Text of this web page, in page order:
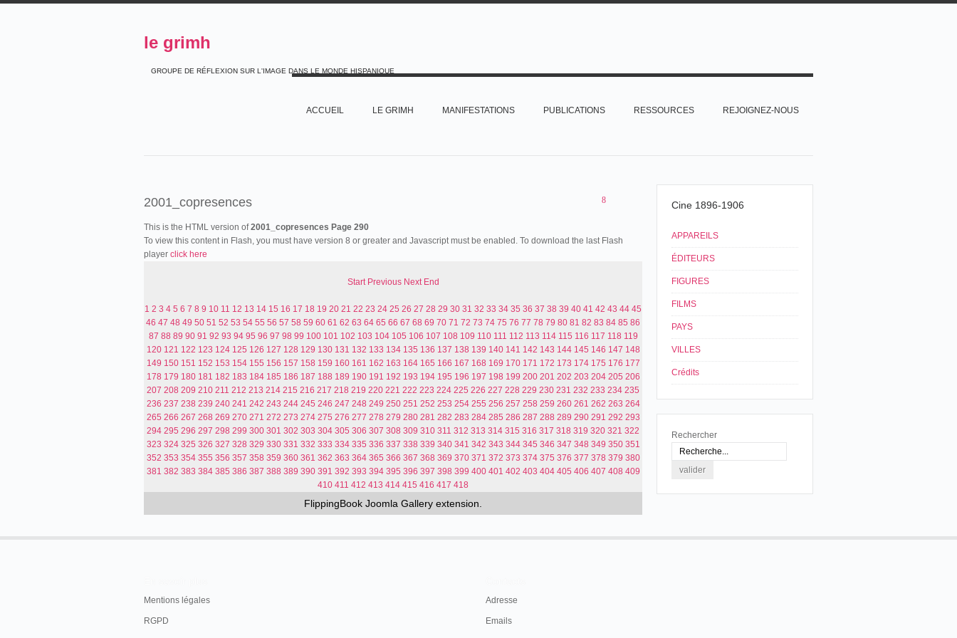
le grimh
GROUPE DE RÉFLEXION SUR L'IMAGE DANS LE MONDE HISPANIQUE
ACCUEIL LE GRIMH MANIFESTATIONS PUBLICATIONS RESSOURCES REJOIGNEZ-NOUS
2001_copresences
This is the HTML version of2001_copresences Page 290
To view this content in Flash, you must have version 8 or greater and Javascript must be enabled. To download the last Flash
player click here
Start Previous Next End
1 2 3 4 5 6 7 8 9 10 11 12 13 14 15 16 17 18 19 20 21 22 23 24 25 26 27 28 29 30 31 32 33 34 35 36 37 38 39 40 41 42 43 44 45
46 47 48 49 50 51 52 53 54 55 56 57 58 59 60 61 62 63 64 65 66 67 68 69 70 71 72 73 74 75 76 77 78 79 80 81 82 83 84 85 86
87 88 89 90 91 92 93 94 95 96 97 98 99 100 101 102 103 104 105 106 107 108 109 110 111 112 113 114 115 116 117 118 119
120 121 122 123 124 125 126 127 128 129 130 131 132 133 134 135 136 137 138 139 140 141 142 143 144 145 146 147 148
149 150 151 152 153 154 155 156 157 158 159 160 161 162 163 164 165 166 167 168 169 170 171 172 173 174 175 176 177
178 179 180 181 182 183 184 185 186 187 188 189 190 191 192 193 194 195 196 197 198 199 200 201 202 203 204 205 206
207 208 209 210 211 212 213 214 215 216 217 218 219 220 221 222 223 224 225 226 227 228 229 230 231 232 233 234 235
236 237 238 239 240 241 242 243 244 245 246 247 248 249 250 251 252 253 254 255 256 257 258 259 260 261 262 263 264
265 266 267 268 269 270 271 272 273 274 275 276 277 278 279 280 281 282 283 284 285 286 287 288 289 290 291 292 293
294 295 296 297 298 299 300 301 302 303 304 305 306 307 308 309 310 311 312 313 314 315 316 317 318 319 320 321 322
323 324 325 326 327 328 329 330 331 332 333 334 335 336 337 338 339 340 341 342 343 344 345 346 347 348 349 350 351
352 353 354 355 356 357 358 359 360 361 362 363 364 365 366 367 368 369 370 371 372 373 374 375 376 377 378 379 380
381 382 383 384 385 386 387 388 389 390 391 392 393 394 395 396 397 398 399 400 401 402 403 404 405 406 407 408 409
410 411 412 413 414 415 416 417 418
FlippingBook Joomla Gallery extension.
Cine 1896-1906
APPAREILS
ÉDITEURS
FIGURES
FILMS
PAYS
VILLES
Crédits
Rechercher
Mentions légales
RGPD
Adresse
Emails